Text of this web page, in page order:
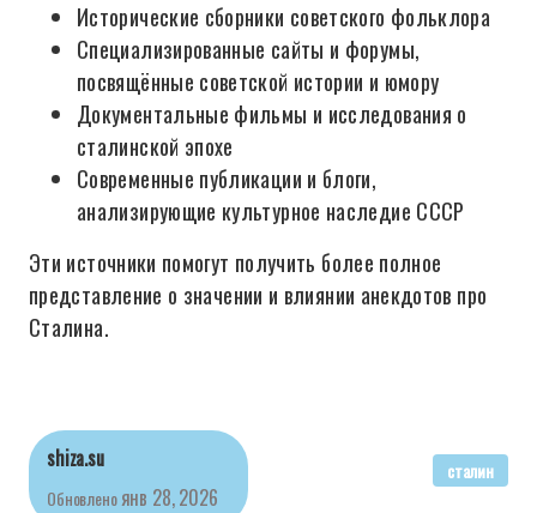
Исторические сборники советского фольклора
Специализированные сайты и форумы,
посвящённые советской истории и юмору
Документальные фильмы и исследования о
сталинской эпохе
Современные публикации и блоги,
анализирующие культурное наследие СССР
Эти источники помогут получить более полное
представление о значении и влиянии анекдотов про
Сталина.
shiza.su
Обновленоянв 28, 2026
сталин